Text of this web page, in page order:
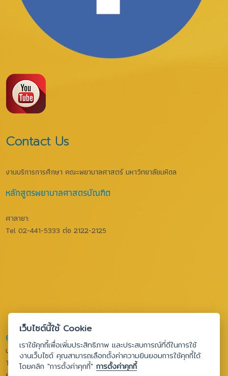
Contact Us
งานบริการการศึกษา คณะพยาบาลศาสตร์ มหาวิทยาลัยมหิดล
หลักสูตรพยาบาลศาสตรบัณฑิต
ศาลายา:
Tel 02-441-5333 ต่อ 2122-2125
ศูนย์การเรียนรู้ทางการพยาบาล
บางกอกน้อย:
Tel 02-419-7466-80 ต่อ 1611
เว็บไซต์นี้ใช้ Cookie
เราใช้คุกกี้เพื่อเพิ่มประสิทธิภาพ และประสบการณ์ที่ดีในการใช้
งานเว็บไซต์ คุณสามารถเลือกตั้งค่าความยินยอมการใช้คุกกี้ได้
โดยคลิก "การตั้งค่าคุกกี้"การตั้งค่าคุกกี้